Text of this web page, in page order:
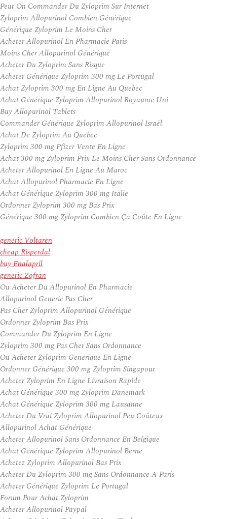
Peut On Commander Du Zyloprim Sur Internet
Zyloprim Allopurinol Combien Générique
Générique Zyloprim Le Moins Cher
Acheter Allopurinol En Pharmacie Paris
Moins Cher Allopurinol Générique
Acheter Du Zyloprim Sans Risque
Acheter Générique Zyloprim 300 mg Le Portugal
Achat Zyloprim 300 mg En Ligne Au Quebec
Achat Générique Zyloprim Allopurinol Royaume Uni
Buy Allopurinol Tablets
Commander Générique Zyloprim Allopurinol Israël
Achat De Zyloprim Au Quebec
Zyloprim 300 mg Pfizer Vente En Ligne
Achat 300 mg Zyloprim Prix Le Moins Cher Sans Ordonnance
Acheter Allopurinol En Ligne Au Maroc
Achat Allopurinol Pharmacie En Ligne
Achat Générique Zyloprim 300 mg Italie
Ordonner Zyloprim 300 mg Bas Prix
Générique 300 mg Zyloprim Combien Ça Coûte En Ligne
generic Voltaren
cheap Risperdal
buy Enalapril
generic Zofran
Ou Acheter Du Allopurinol En Pharmacie
Allopurinol Generic Pas Cher
Pas Cher Zyloprim Allopurinol Générique
Ordonner Zyloprim Bas Prix
Commander Du Zyloprim En Ligne
Zyloprim 300 mg Pas Cher Sans Ordonnance
Ou Acheter Zyloprim Generique En Ligne
Ordonner Générique 300 mg Zyloprim Singapour
Acheter Zyloprim En Ligne Livraison Rapide
Achat Générique 300 mg Zyloprim Danemark
Achat Générique Zyloprim 300 mg Lausanne
Acheter Du Vrai Zyloprim Allopurinol Peu Coûteux
Allopurinol Achat Générique
Acheter Allopurinol Sans Ordonnance En Belgique
Achat Générique Zyloprim Allopurinol Berne
Achetez Zyloprim Allopurinol Bas Prix
Acheter Du Zyloprim 300 mg Sans Ordonnance A Paris
Acheter Générique Zyloprim Le Portugal
Forum Pour Achat Zyloprim
Acheter Allopurinol Paypal